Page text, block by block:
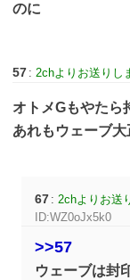
のに
57 :2chよりお送りし
オトメGもやたら
あれもウェーブ
67 :2chよりお送
ID:WZ0oJx5k0
>>57
ウェーブは封